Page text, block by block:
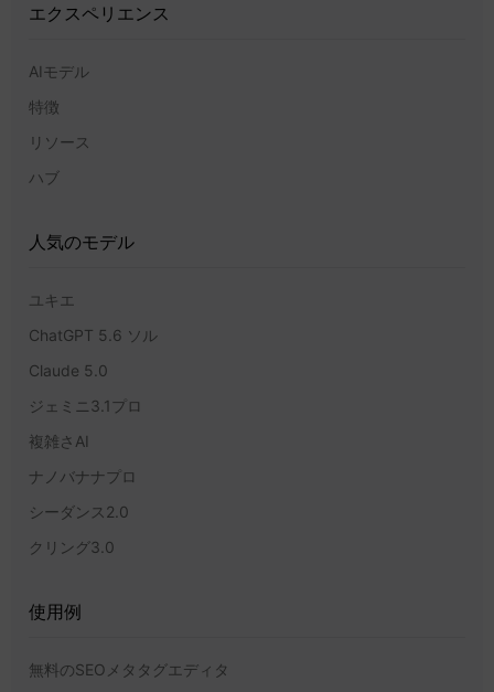
エクスペリエンス
AIモデル
特徴
リソース
ハブ
人気のモデル
ユキエ
ChatGPT 5.6 ソル
Claude 5.0
ジェミニ3.1プロ
複雑さAI
ナノバナナプロ
シーダンス2.0
クリング3.0
使用例
無料のSEOメタタグエディタ